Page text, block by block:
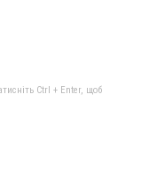
Ctrl + Enter, щоб